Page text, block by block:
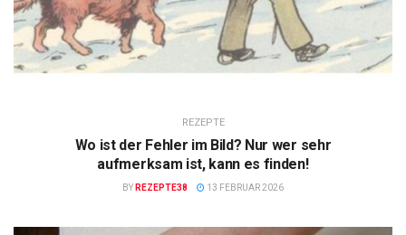
REZEPTE
Wo ist der Fehler im Bild? Nur wer sehr
aufmerksam ist, kann es finden!
BY REZEPTE38 13 FEBRUAR 2026